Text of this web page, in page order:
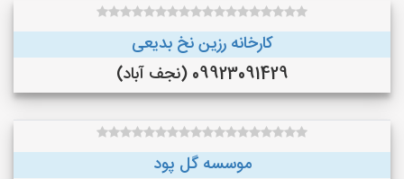
کارخانه رزین نخ بدیعی
09923091429 (نجف‌ آباد)
موسسه گل پود